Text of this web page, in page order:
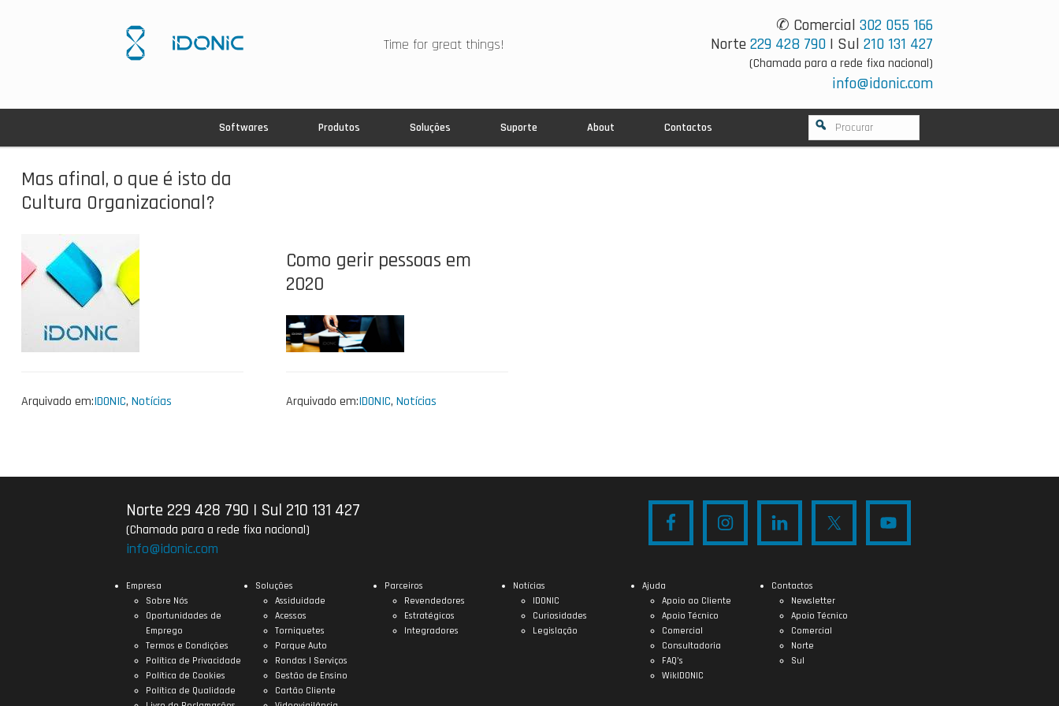
Time for great things!
✆ Comercial 302 055 166
Norte229 428 790 | Sul 210 131 427
(Chamada para a rede fixa nacional)
info@idonic.com
Softwares Produtos Soluções Suporte About Contactos
Mas afinal, o que é isto da
Cultura Organizacional?
Arquivado em:IDONIC, Notícias
Como gerir pessoas em
2020
Arquivado em:IDONIC, Notícias
Norte 229 428 790 | Sul 210 131 427
(Chamada para a rede fixa nacional)
info@idonic.com
Empresa
Sobre Nós
Oportunidades de
Emprego
Termos e Condições
Política de Privacidade
Política de Cookies
Política de Qualidade
Soluções
Assiduidade
Acessos
Torniquetes
Parque Auto
Rondas | Serviços
Gestão de Ensino
Cartão Cliente
Parceiros
Revendedores
Estratégicos
Integradores
Notícias
IDONIC
Curiosidades
Legislação
Ajuda
Apoio ao Cliente
Apoio Técnico
Comercial
Consultadoria
FAQ’s
WikIDONIC
Contactos
Newsletter
Apoio Técnico
Comercial
Norte
Sul